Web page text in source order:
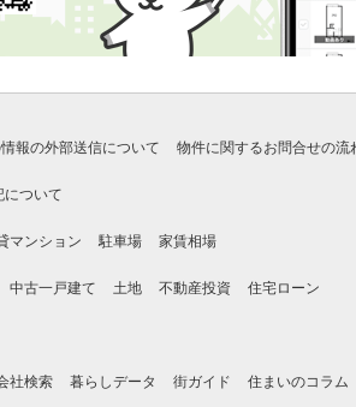
報の外部送信について 物件に関するお問合せの流
について
マンション 駐車場 家賃相場
中古一戸建て 土地 不動産投資 住宅ローン
社検索 暮らしデータ 街ガイド 住まいのコラム